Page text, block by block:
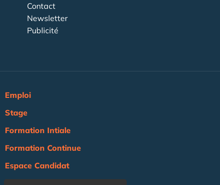
Contact
Newsletter
Publicité
Emploi
Stage
Formation Intiale
Formation Continue
Espace Candidat